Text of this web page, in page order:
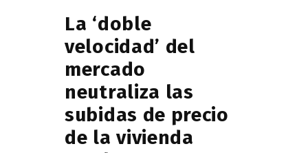
La ‘doble
velocidad’ del
mercado
neutraliza las
subidas de precio
de la vivienda